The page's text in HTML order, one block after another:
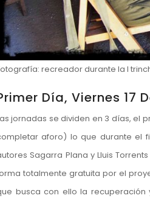
recreador durante la I
Día, Viernes 17
jornadas se dividen en 3 días, el
aforo) lo que durante el
Sagarra Plana y Lluis
totalmente gratuita por el
busca con ello la